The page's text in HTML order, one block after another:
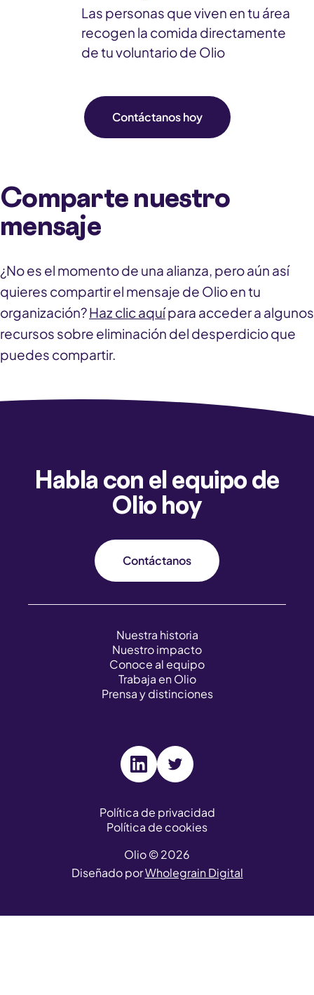
Las personas que viven en tu área
recogen la comida directamente
de tu voluntario de Olio
Contáctanos hoy
Comparte nuestro
mensaje
¿No es el momento de una alianza, pero aún así
quieres compartir el mensaje de Olio en tu
organización?Haz clic aquípara acceder a algunos
recursos sobre eliminación del desperdicio que
puedes compartir.
Habla con el equipo de
Olio hoy
Contáctanos
Nuestra historia
Nuestro impacto
Conoce al equipo
Trabaja en Olio
Prensa y distinciones
V
s
i
o
u
L
V
s
i
o
u
T
Política de privacidad
Política de cookies
Olio © 2026
Diseñado porWholegrain Digital